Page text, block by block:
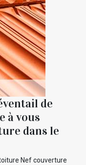
de
à vous
dans le
Nef couverture